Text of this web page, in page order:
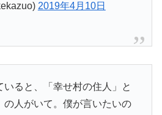
2019年4月10日
いると、「幸せ村の住人」と
の人がいて。僕が言いたいの